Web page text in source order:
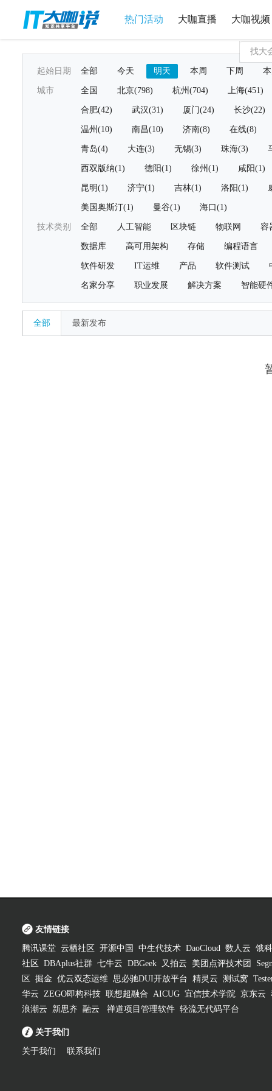
热门活动 大咖直播 大咖视频
起始日期 全部 今天 明天 本周 下周
城市 全国 北京(798) 杭州(704) 上海(451)
合肥(42) 武汉(31) 厦门(24) 长沙(22)
温州(10) 南昌(10) 济南(8) 在线(8)
青岛(4) 大连(3) 无锡(3) 珠海(3)
西双版纳(1) 德阳(1) 徐州(1) 咸阳(1)
昆明(1) 济宁(1) 吉林(1) 洛阳(1)
美国奥斯汀(1) 曼谷(1) 海口(1)
技术类别 全部 人工智能 区块链 物联网 容
数据库 高可用架构 存储 编程语言
软件研发 IT运维 产品 软件测试
名家分享 职业发展 解决方案 智能硬
全部 最新发布
友情链接
腾讯课堂 云栖社区 开源中国 中生代技术 DaoCloud 数人云 饿
社区
DBAplus社群 七牛云 DBGeek 又拍云 美团点评技术团
区
掘金 优云双态运维 思必驰DUI开放平台 精灵云 测试窝
华云 ZEGO即构科技 联想超融合 AICUG 宜信技术学院 京东云
浪潮云
新思齐 融云 禅道项目管理软件 轻流无代码平台
关于我们
关于我们 联系我们